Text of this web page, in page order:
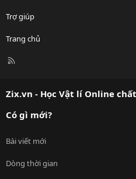
Trợ giúp
Trang chủ
R
Zix.vn - Học Vật lí Online
Có gì mới?
Bài viết mới
Dòng thời gian